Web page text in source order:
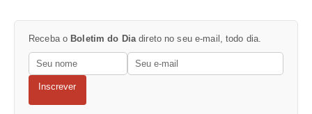
Receba o Boletim do Dia direto no seu e-mail, todo dia.
Inscrever